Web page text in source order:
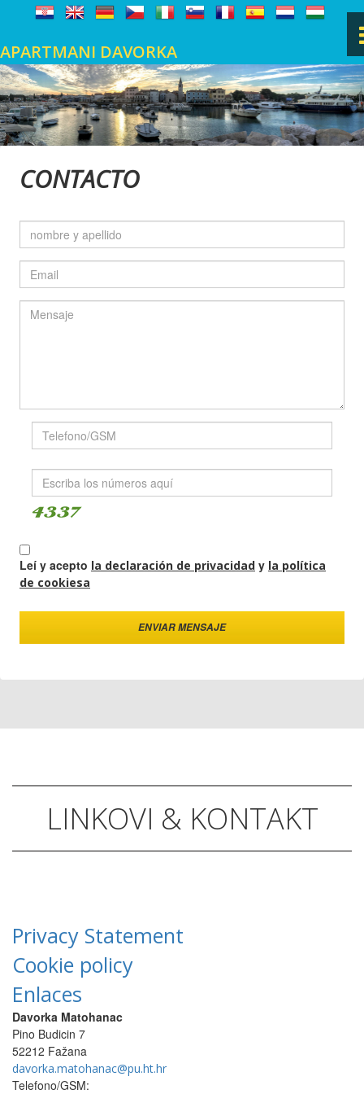
APARTMANI DAVORKA
PÁGINA PRINCIPAL
FASANA
GALERÍA DE FOTOS
LIBRO DE VISITAS
CONTACTO
Leí y acepto la declaración de privacidad y la política
de cookiesa
ENVIAR MENSAJE
LINKOVI & KONTAKT
Privacy Statement
Cookie policy
Enlaces
Davorka Matohanac
Pino Budicin 7
52212 Fažana
davorka.matohanac@pu.ht.hr
Telefono/GSM: